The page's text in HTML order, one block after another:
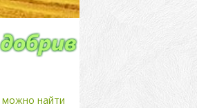
можно найти